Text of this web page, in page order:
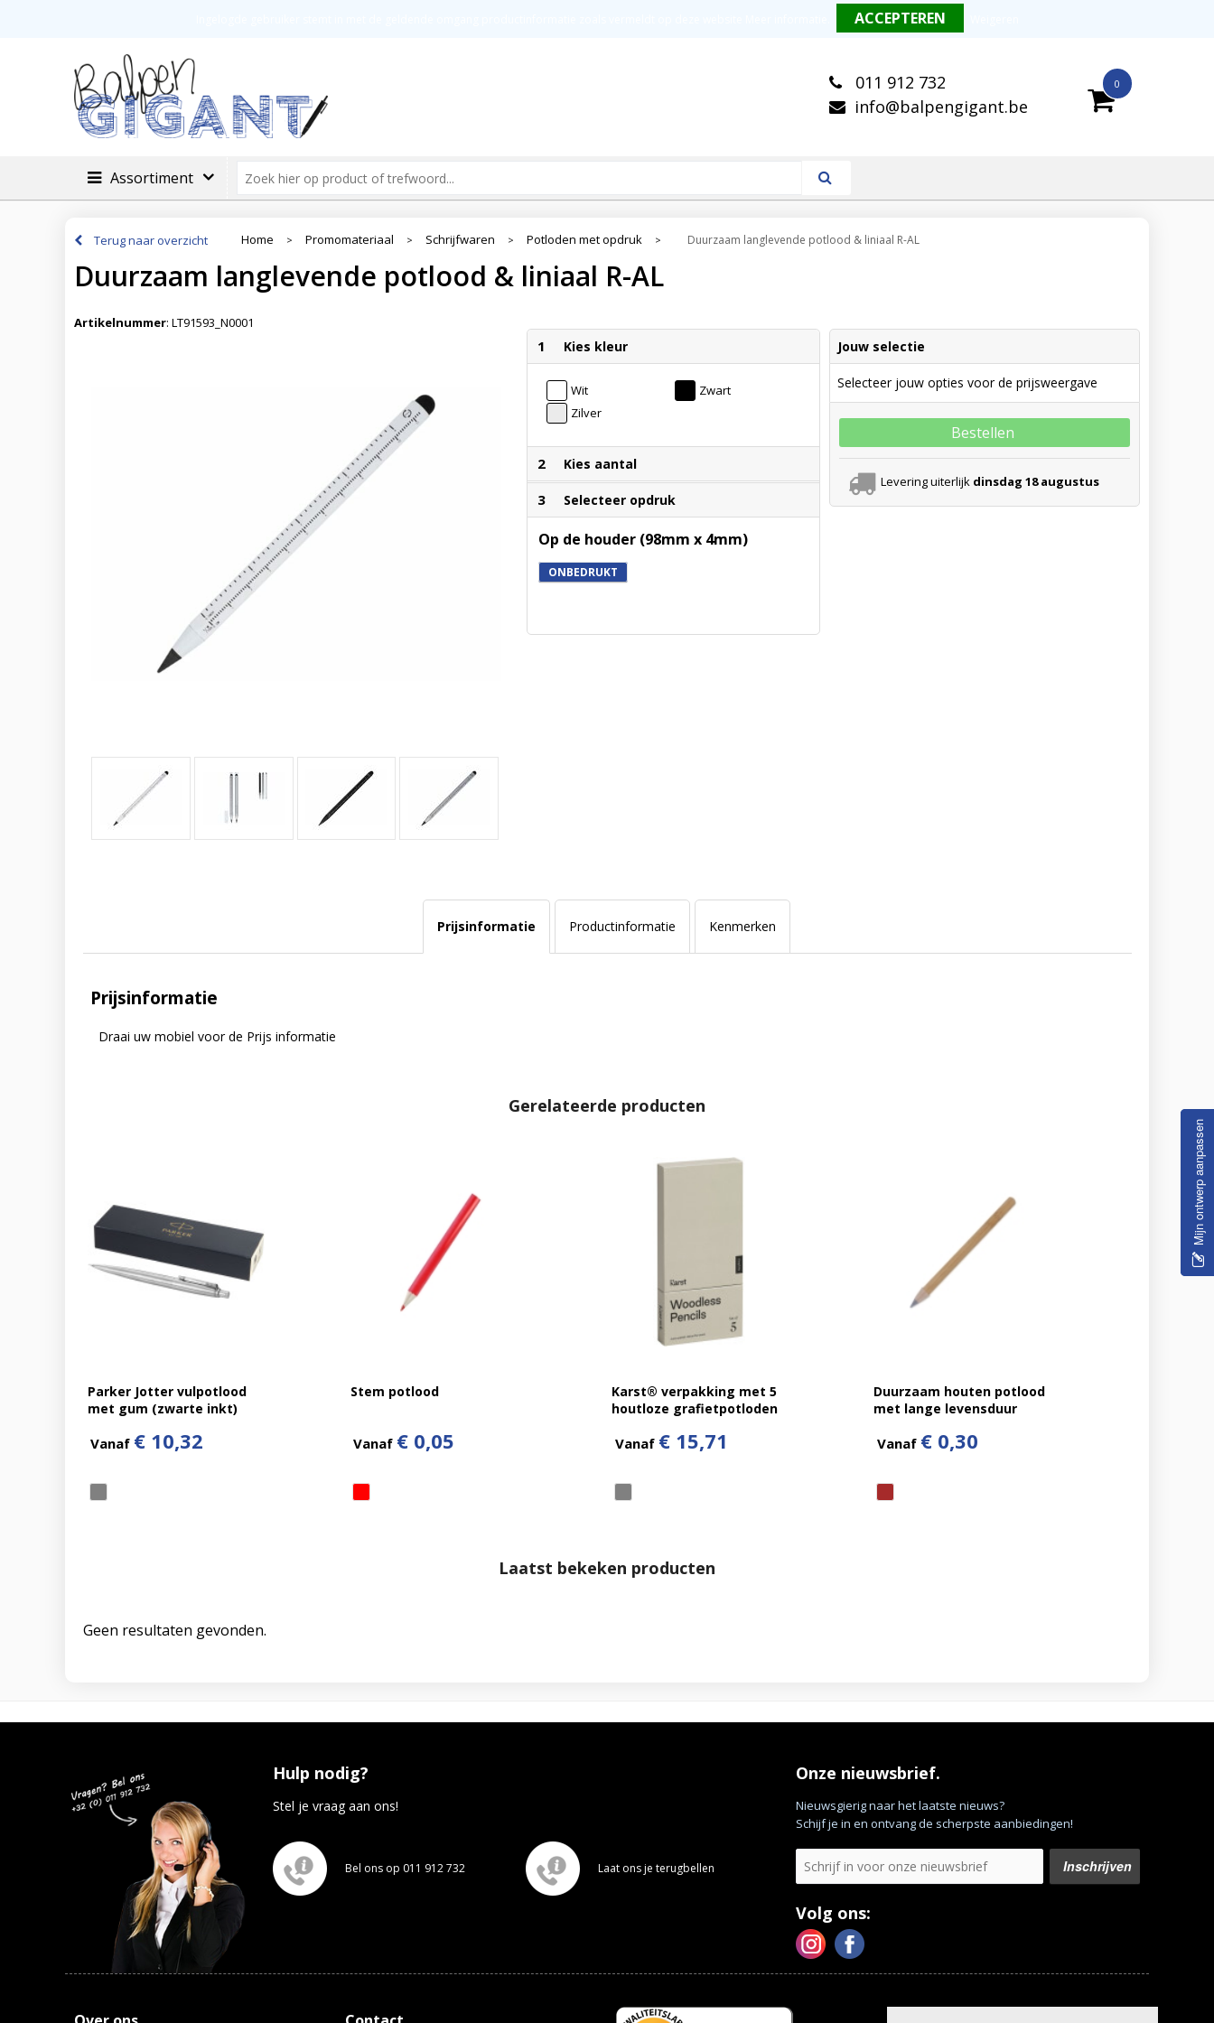
Kwalitatieve balpennen
0
011 912 732
info@balpengigant.be
Assortiment
Terug naar overzicht Home > Promomateriaal > Schrijfwaren > Potloden met opdruk > Duurzaam langlevende potlood & liniaal R-AL
Duurzaam langlevende potlood & liniaal R-AL
Artikelnummer: LT91593_N0001
1 Kies kleur
Wit
Zwart
Zilver
2 Kies aantal
3 Selecteer opdruk
Op de houder (98mm x 4mm)
ONBEDRUKT
Jouw selectie
Selecteer jouw opties voor de prijsweergave
Bestellen
Levering uiterlijk dinsdag 18 augustus
Prijsinformatie Productinformatie Kenmerken
Prijsinformatie
Draai uw mobiel voor de Prijs informatie
Gerelateerde producten
Parker Jotter vulpotlood
met gum (zwarte inkt)
Vanaf € 10,32
Stem potlood
Vanaf € 0,05
Karst® verpakking met 5
houtloze grafietpotloden
Vanaf € 15,71
Duurzaam houten potlood
met lange levensduur
Vanaf € 0,30
Laatst bekeken producten
Geen resultaten gevonden.
Hulp nodig?
Stel je vraag aan ons!
Bel ons op 011 912 732 Laat ons je terugbellen
Onze nieuwsbrief.
Nieuwsgierig naar het laatste nieuws?
Schijf je in en ontvang de scherpste aanbiedingen!
Volg ons: